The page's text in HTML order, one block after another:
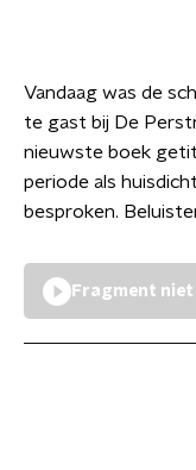
Vandaag was de
te gast bij De
nieuwste boek
periode als
besproken.
Fragment